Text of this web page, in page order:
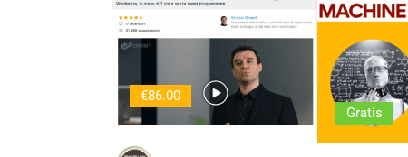
€86.00
Gratis